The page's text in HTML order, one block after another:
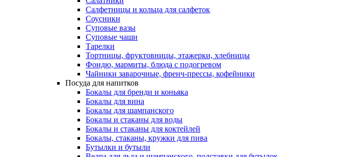
Салфетницы и кольца для салфеток
Соусники
Суповые вазы
Суповые чаши
Тарелки
Тортницы, фруктовницы, этажерки, хлебницы
Фондю, мармиты, блюда с подогревом
Чайники заварочные, френч-прессы, кофейники
Посуда для напитков
Бокалы для бренди и коньяка
Бокалы для вина
Бокалы для шампанского
Бокалы и стаканы для воды
Бокалы и стаканы для коктейлей
Бокалы, стаканы, кружки для пива
Бутылки и бутыли